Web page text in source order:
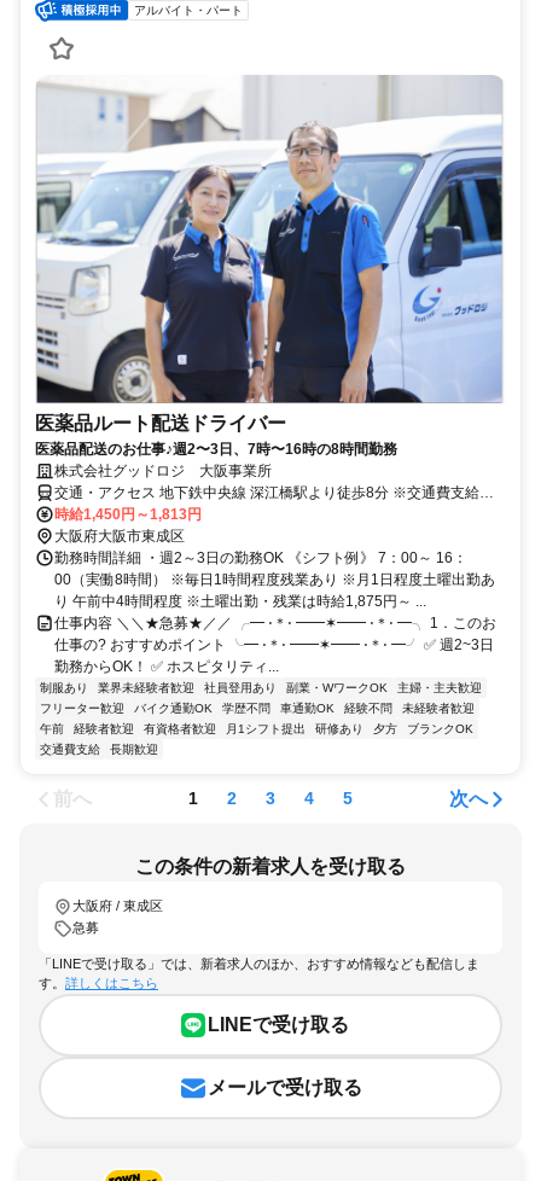
アルバイト・パート
医薬品ルート配送ドライバー
医薬品配送のお仕事♪週2〜3日、7時〜16時の8時間勤務
株式会社グッドロジ 大阪事業所
交通・アクセス 地下鉄中央線 深江橋駅より徒歩8分 ※交通費支給
（規定による） ※バイク・車通勤可
時給1,450円～1,813円
大阪府大阪市東成区
勤務時間詳細 ・週2～3日の勤務OK 《シフト例》 7：00～ 16：
00（実働8時間） ※毎日1時間程度残業あり ※月1日程度土曜出勤あ
り 午前中4時間程度 ※土曜出勤・残業は時給1,875円～ ...
仕事内容 ＼＼★急募★／／ ╭━ ⋅＊⋅ ━━✶━━ ⋅＊⋅ ━╮ 1．このお
仕事の? おすすめポイント ╰━ ⋅＊⋅ ━━✶━━ ⋅＊⋅ ━╯ ✅ 週2~3日
勤務からOK！ ✅ ホスピタリティ...
制服あり 業界未経験者歓迎 社員登用あり 副業・WワークOK
主婦・主夫歓迎
フリーター歓迎
バイク通勤OK 学歴不問 車通勤OK 経験不問
未経験者歓迎
午前
経験者歓迎 有資格者歓迎 月1シフト提出 研修あり 夕方
ブランクOK
交通費支給
長期歓迎
前へ 1 2 3 4 5 次へ
この条件の新着求人を受け取る
大阪府 / 東成区
急募
「LINEで受け取る」では、新着求人のほか、おすすめ情報なども配信しま
す。 詳しくはこちら
LINEで受け取る
メールで受け取る